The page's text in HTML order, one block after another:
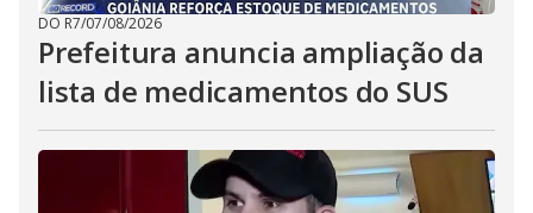
DO R7/07/08/2026
Prefeitura anuncia ampliação da
lista de medicamentos do SUS